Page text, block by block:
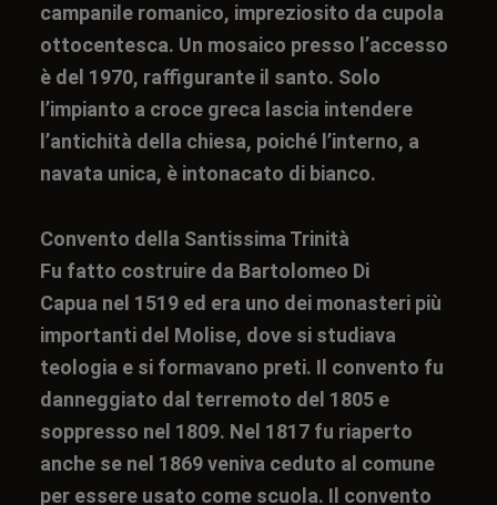
campanile romanico, impreziosito da cupola
ottocentesca. Un mosaico presso l’accesso
è del 1970, raffigurante il santo. Solo
l’impianto a croce greca lascia intendere
l’antichità della chiesa, poiché l’interno, a
navata unica, è intonacato di bianco.
Convento della Santissima Trinità
Fu fatto costruire da Bartolomeo Di
Capua nel 1519 ed era uno dei monasteri più
importanti del Molise, dove si studiava
teologia e si formavano preti. Il convento fu
danneggiato dal terremoto del 1805 e
soppresso nel 1809. Nel 1817 fu riaperto
anche se nel 1869 veniva ceduto al comune
per essere usato come scuola. Il convento